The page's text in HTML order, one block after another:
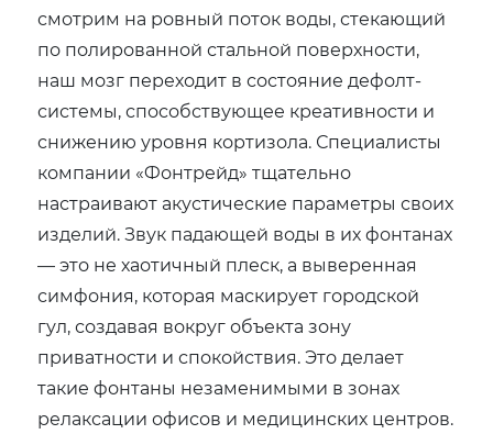
смотрим на ровный поток воды, стекающий
по полированной стальной поверхности,
наш мозг переходит в состояние дефолт-
системы, способствующее креативности и
снижению уровня кортизола. Специалисты
компании «Фонтрейд» тщательно
настраивают акустические параметры своих
изделий. Звук падающей воды в их фонтанах
— это не хаотичный плеск, а выверенная
симфония, которая маскирует городской
гул, создавая вокруг объекта зону
приватности и спокойствия. Это делает
такие фонтаны незаменимыми в зонах
релаксации офисов и медицинских центров.